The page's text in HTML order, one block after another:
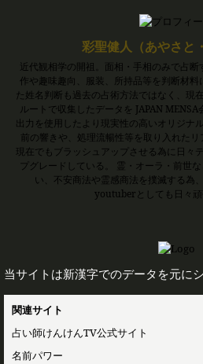
彩聖健人（あやさと
近代観相学の開祖。面相・手相のみで占
作や趣味趣向、服装、所持品等を判断材料
た姓名判断も過去の占術方法ではなく、現
ルートで収集したデータを JAPAN
出力を使用したより現実性の高いオリジナ
前の響きや、処理流暢性等を取り入れたリ
現在でもブラッシュアップさせる為に日々
プグレードしている。 霊・オーラ・前世
い、不安商法や霊感商法を撲滅する為
youtuberとしても日々頑
当サイトは新漢字でのデータを元に
関連サイト
占い師けんけんTV公式サイト
名前パワー